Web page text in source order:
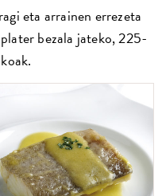
eta arrainen errezeta
bezala jateko, 225-